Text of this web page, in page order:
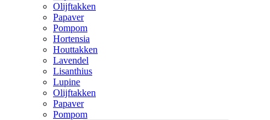
Olijftakken
Papaver
Pompom
Hortensia
Houttakken
Lavendel
Lisanthius
Lupine
Olijftakken
Papaver
Pompom